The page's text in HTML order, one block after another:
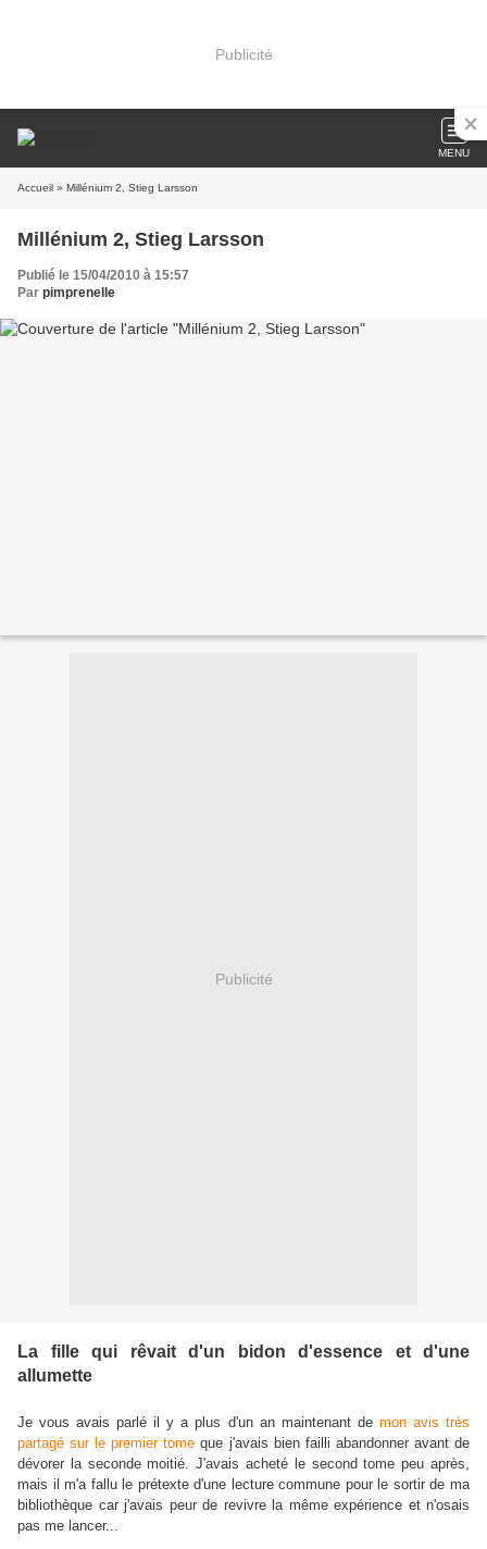
Publicité
MENU
Accueil » Millénium 2, Stieg Larsson
Millénium 2, Stieg Larsson
Publié le 15/04/2010 à 15:57
Par pimprenelle
Publicité
La fille qui rêvait d'un bidon d'essence et d'une
allumette
Je vous avais parlé il y a plus d'un an maintenant de mon avis très
partagé sur le premier tome que j'avais bien failli abandonner avant de
dévorer la seconde moitié. J'avais acheté le second tome peu après,
mais il m'a fallu le prétexte d'une lecture commune pour le sortir de ma
bibliothèque car j'avais peur de revivre la même expérience et n'osais
pas me lancer...